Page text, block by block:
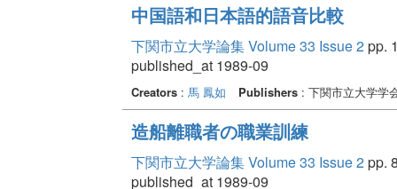
中国語和日本語的語音比較
下関市立大学論集 Volume 33 Issue 2pp.
published_at 1989-09
Creators: 馬 鳳如 Publishers: 下関市立大学学
造船離職者の職業訓練
下関市立大学論集 Volume 33 Issue 2pp.
published_at 1989-09